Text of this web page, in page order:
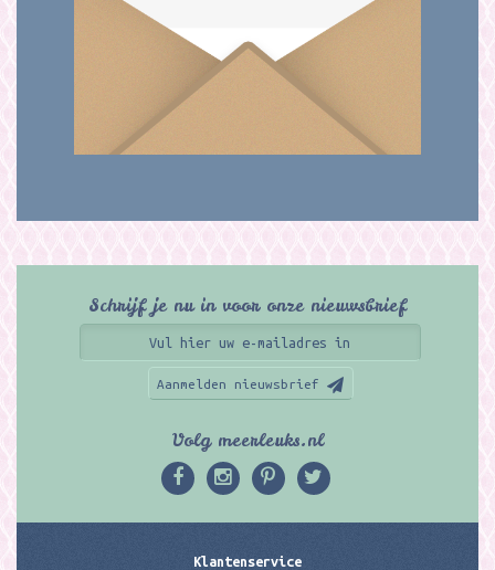
Schrijf je nu in voor onze nieuwsbrief
Aanmelden nieuwsbrief
Volg meerleuks.nl
Klantenservice